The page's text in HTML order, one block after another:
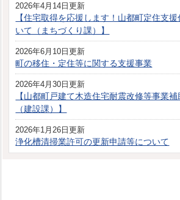
2026年4月14日更新
【住宅取得を応援します！山都町定住支
いて（まちづくり課）】
2026年6月10日更新
町の移住・定住等に関する支援事業
2026年4月30日更新
【山都町戸建て木造住宅耐震改修等事業
（建設課）】
2026年1月26日更新
浄化槽清掃業許可の更新申請等について